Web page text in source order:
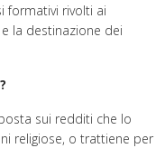
formativi rivolti ai
la destinazione dei
sui redditi che lo
religiose, o trattiene per